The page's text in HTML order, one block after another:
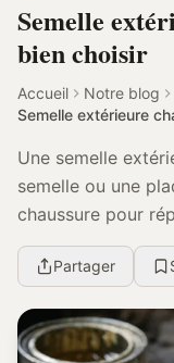
Semelle
bien choisir
Accueil Notre blog
Semelle extérieure
Une semelle
semelle ou une
chaussure pour
l’adhérence. Le
Partager